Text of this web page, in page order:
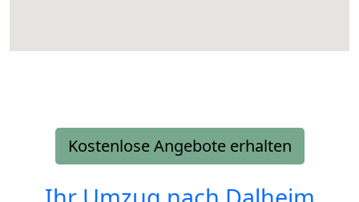
Kostenlose Angebote erhalten